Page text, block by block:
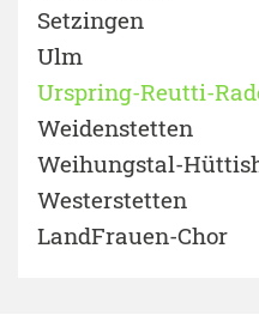
Setzingen
Ulm
Urspring-Reutti-
Weidenstetten
Weihungstal-
Westerstetten
LandFrauen-Chor